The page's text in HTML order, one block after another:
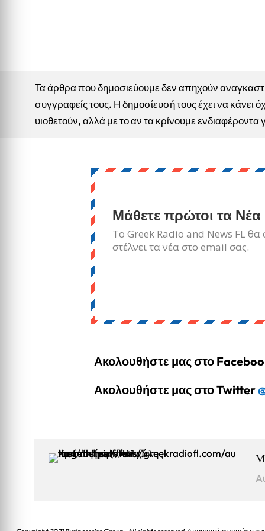
Τα άρθρα που δημοσιεύουμε δεν απηχούν
συγγραφείς τους. Η δημοσίευσή τους έχει να κάνει
υιοθετούν, αλλά με το αν τα κρίνουμε
Μάθετε πρώτοι τα Νέα
Το Greek Radio and News FL θα
στέλνει τα νέα στο email σας.
Ακολουθήστε μας στο
Ακολουθήστε μας στο Twitter